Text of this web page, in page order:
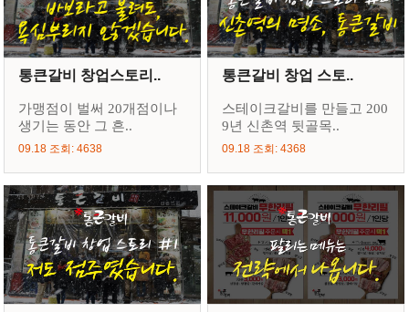
통큰갈비 창업스토리..
가맹점이 벌써 20개점이나
생기는 동안 그 흔..
09.18 조회: 4638
통큰갈비 창업 스토..
스테이크갈비를 만들고 200
9년 신촌역 뒷골목..
09.18 조회: 4368